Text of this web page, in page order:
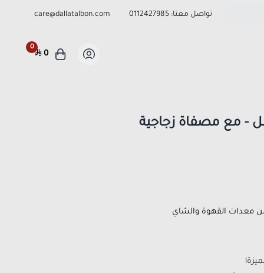
تواصل معنا: 0112427985
care@dallatalbon.com
0
0
من معدات القهوة والشاي